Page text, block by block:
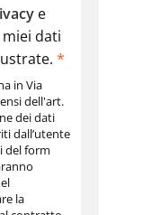
e
dati
*
in Via
dell'art.
dei dati
dall’utente
del form
la